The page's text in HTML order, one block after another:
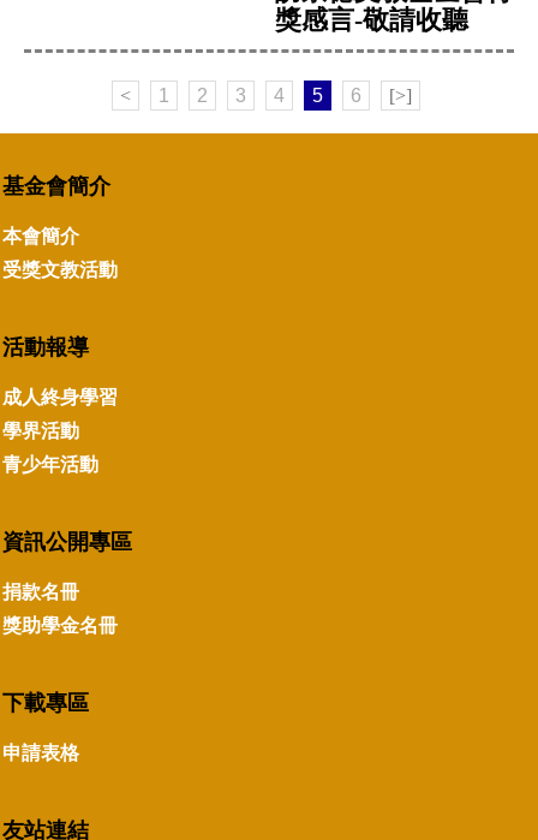
獎感言-敬請收聽
< 1 2 3 4 5 6 [>]
基金會簡介
本會簡介
受獎文教活動
活動報導
成人終身學習
學界活動
青少年活動
資訊公開專區
捐款名冊
獎助學金名冊
下載專區
申請表格
友站連結